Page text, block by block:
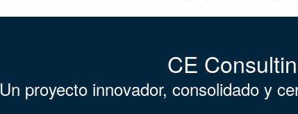
CE
Un proyecto innovador, consolidado y